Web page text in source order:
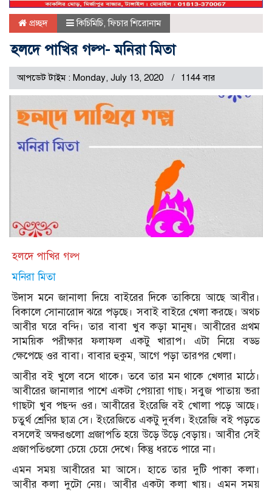
প্রচ্ছদ কিচিমিচি ,ফিচার শিরোনাম
হলদে পাখির গল্প- মনিরা মিতা
আপডেট টাইম : Monday, July 13, 2020 1144 বার
হলদে পাখির গল্প
মনিরা মিতা
উদাস মনে জানালা দিয়ে বাইরের দিকে তাকিয়ে আছে আবীর।
বিকালে সোনারোদ ঝরে পড়ছে। সবাই বাইরে খেলা করছে। অথচ
আবীর ঘরে বন্দি। তার বাবা খুব কড়া মানুষ। আবীরের প্রথম
সাময়িক পরীক্ষার ফলাফল একটু খারাপ। এটা নিয়ে বড্ড
ক্ষেপেছে ওর বাবা। বাবার হুকুম, আগে পড়া তারপর খেলা।
আবীর বই খুলে বসে থাকে। তবে তার মন থাকে খেলার মাঠে।
আবীরের জানালার পাশে একটা পেয়ারা গাছ। সবুজ পাতায় ভরা
গাছটা খুব পছন্দ ওর। আবীরের ইংরেজি বই খোলা পড়ে আছে।
চতুর্থ শ্রেণির ছাত্র সে। ইংরেজিতে একটু দুর্বল। ইংরেজি বই পড়তে
বসলেই অক্ষরগুলো প্রজাপতি হয়ে উড়ে উড়ে বেড়ায়। আবীর সেই
প্রজাপতিগুলো চেয়ে চেয়ে দেখে। কিন্তু ধরতে পারে না।
এমন সময় আবীরের মা আসে। হাতে তার দুটি পাকা কলা।
আবীর কলা দুটো নেয়। আবীর একটা কলা খায়। এমন সময়